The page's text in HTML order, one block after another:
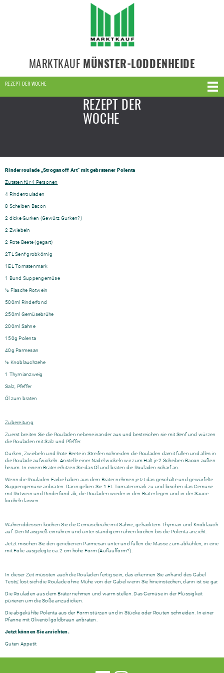
MARKTKAUF MÜNSTER-LODDENHEIDE
REZEPT DER WOCHE
REZEPT DER
WOCHE
Rinderroulade „Stroganoff Art“ mit gebratener Polenta
Zutaten für 4 Personen
4 Rinderrouladen
8 Scheiben Bacon
2 dicke Gurken (Gewürz Gurken?)
2 Zwiebeln
2 Rote Beete (gegart)
2TL Senf grobkörnig
1EL Tomatenmark
1 Bund Suppengemüse
½ Flasche Rotwein
500ml Rinderfond
250ml Gemüsebrühe
200ml Sahne
150g Polenta
40g Parmesan
½ Knoblauchzehe
1 Thymianzweig
Salz, Pfeffer
Öl zum braten
Zubereitung
Zuerst breiten Sie die Rouladen nebeneinander aus und bestreichen sie mit Senf und würzen
die Rouladen mit Salz und Pfeffer.
Gurken, Zwiebeln und Rote Beete in Streifen schneiden die Rouladen damit füllen und alles in
die Roulade aufwickeln. Anstelle einer Nadel wickeln wir zum Halt je 2 Scheiben Bacon außen
herum. In einem Bräter erhitzen Sie das Öl und braten die Rouladen scharf an.
Wenn die Rouladen Farbe haben aus dem Bräter nehmen jetzt das geschälte und gewürfelte
Suppengemüse anbraten. Dann geben Sie 1 EL Tomatenmark zu und löschen das Gemüse
mit Rotwein und Rinderfond ab, die Rouladen wieder in den Bräter legen und in der Sauce
köcheln lassen.
Währenddessen kochen Sie die Gemüsebrühe mit Sahne, gehacktem Thymian und Knoblauch
auf. Den Maisgrieß einrühren und unter ständigem rühren kochen bis die Polenta anzieht.
Jetzt mischen Sie den geriebenen Parmesan unter und füllen die Masse zum abkühlen, in eine
mit Folie ausgelegte ca. 2 cm hohe Form (Auflaufform?).
In dieser Zeit müssten auch die Rouladen fertig sein, das erkennen Sie anhand des Gabel
Tests; löst sich die Roulade ohne Mühe von der Gabel wenn Sie hineinstechen, dann ist sie gar.
Die Rouladen aus dem Bräter nehmen und warm stellen. Das Gemüse in der Flüssigkeit
pürieren um die Soße anzudicken.
Die abgekühlte Polenta aus der Form stürzen und in Stücke oder Routen schneiden. In einer
Pfanne mit Olivenöl goldbraun anbraten.
Jetzt können Sie anrichten.
Guten Appetit